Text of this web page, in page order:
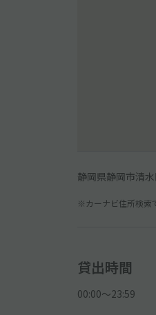
静岡県静岡市清
※カーナビ住所検索
貸出時間
00:00〜23:59